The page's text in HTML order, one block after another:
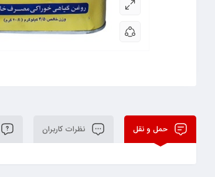
حمل و نقل نظرات کاربران